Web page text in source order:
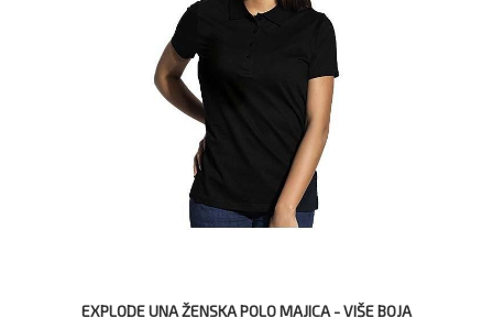
EXPLODE UNA ŽENSKA POLO MAJICA - VIŠE BOJA